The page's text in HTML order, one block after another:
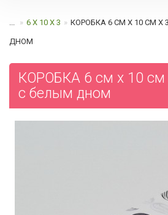
... 6 Х 10 Х 3 КОРОБКА 6 СМ Х 10 СМ Х
ДНОМ
КОРОБКА 6 см х 10 см
с белым дном